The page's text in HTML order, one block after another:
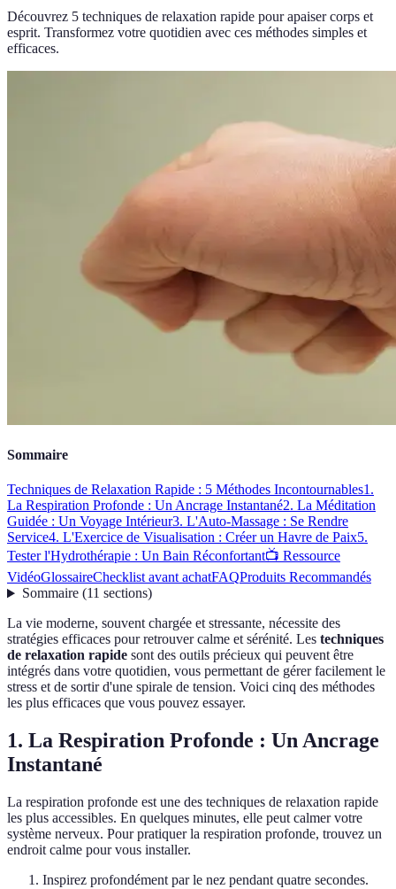
Découvrez 5 techniques de relaxation rapide pour apaiser corps et
esprit. Transformez votre quotidien avec ces méthodes simples et
efficaces.
Sommaire
Techniques de Relaxation Rapide : 5 Méthodes Incontournables1.
La Respiration Profonde : Un Ancrage Instantané2. La Méditation
Guidée : Un Voyage Intérieur3. L'Auto-Massage : Se Rendre
Service4. L'Exercice de Visualisation : Créer un Havre de Paix5.
Tester l'Hydrothérapie : Un Bain Réconfortant📺 Ressource
VidéoGlossaireChecklist avant achatFAQProduits Recommandés
Sommaire(11 sections)
La vie moderne, souvent chargée et stressante, nécessite des
stratégies efficaces pour retrouver calme et sérénité. Les techniques
de relaxation rapide sont des outils précieux qui peuvent être
intégrés dans votre quotidien, vous permettant de gérer facilement le
stress et de sortir d'une spirale de tension. Voici cinq des méthodes
les plus efficaces que vous pouvez essayer.
1. La Respiration Profonde : Un Ancrage
Instantané
La respiration profonde est une des techniques de relaxation rapide
les plus accessibles. En quelques minutes, elle peut calmer votre
système nerveux. Pour pratiquer la respiration profonde, trouvez un
endroit calme pour vous installer.
Inspirez profondément par le nez pendant quatre secondes.